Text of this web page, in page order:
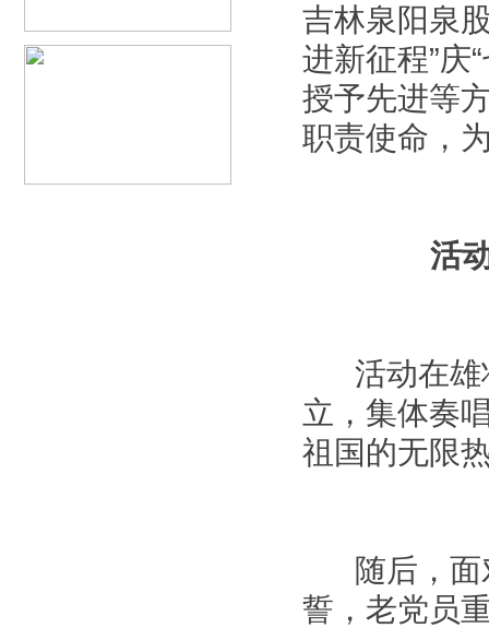
吉林泉阳泉
进新征程”庆
授予先进等
职责使命，
活
活动在雄
立，集体奏
祖国的无限
随后，面
誓，老党员